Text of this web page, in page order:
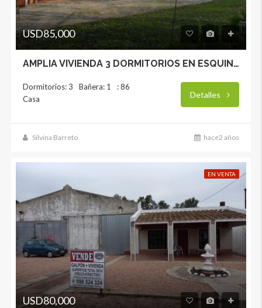
USD85,000
AMPLIA VIVIENDA 3 DORMITORIOS EN ESQUINA
Dormitorios: 3 Bañera: 1
: 86
Casa
Detalles
Silvina Barreto hace2 años
EN VENTA
USD80,000